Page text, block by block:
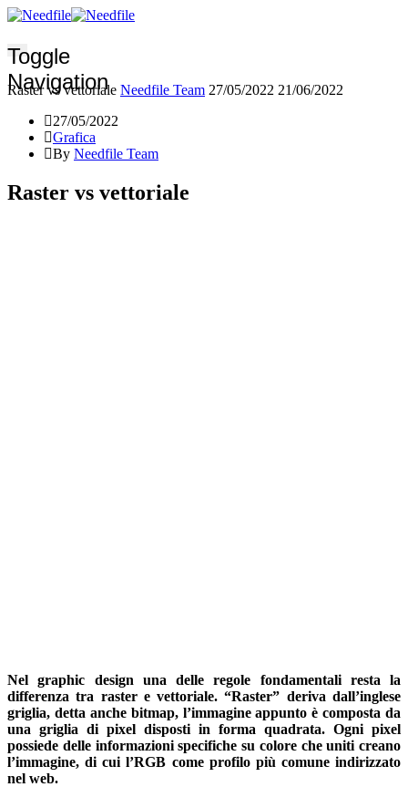
Toggle
Navigation
Raster vs vettoriale Needfile Team 27/05/2022 21/06/2022
27/05/2022
Grafica
By Needfile Team
Raster vs vettoriale
Nel graphic design una delle regole fondamentali resta la
differenza tra raster e vettoriale. “Raster” deriva dall’inglese
griglia, detta anche bitmap, l’immagine appunto è composta da
una griglia di pixel disposti in forma quadrata. Ogni pixel
possiede delle informazioni specifiche su colore che uniti creano
l’immagine, di cui l’RGB come profilo più comune indirizzato
nel web.